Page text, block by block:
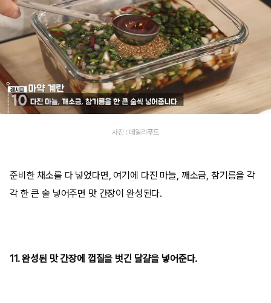
사진 : 데일리푸드
준비한 채소를 다 넣었다면, 여기에 다진 마늘, 깨소금, 참기름을 각
각 한 큰 술 넣어주면 맛 간장이 완성된다.
11. 완성된 맛 간장에 껍질을 벗긴 달걀을 넣어준다.